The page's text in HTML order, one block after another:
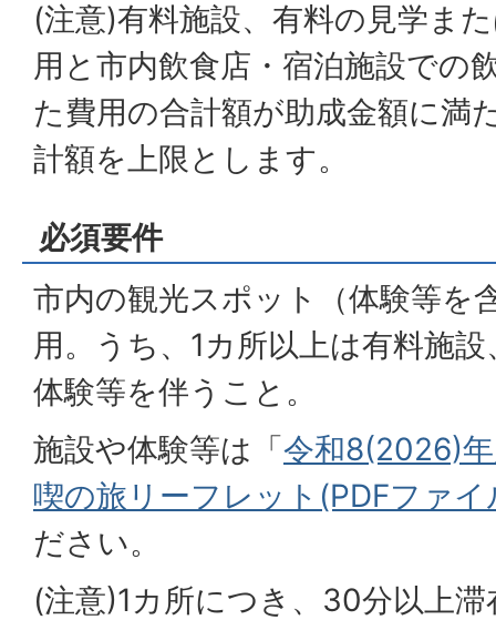
(注意)有料施設、有料の見学ま
用と市内飲食店・宿泊施設での
た費用の合計額が助成金額に満
計額を上限とします。
必須要件
市内の観光スポット（体験等を
用。うち、1カ所以上は有料施
体験等を伴うこと。
施設や体験等は「令和8(2026)
喫の旅リーフレット(PDFファ
ださい。
(注意)1カ所につき、30分以上